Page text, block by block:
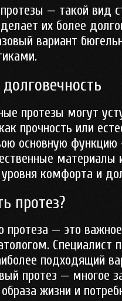
— такой вид
делает их более
вариант
протезы могут
прочность или
основную функцию
комфорта и
протез?
протеза — это
Специалист
подходящий
протез — многое
жизни и